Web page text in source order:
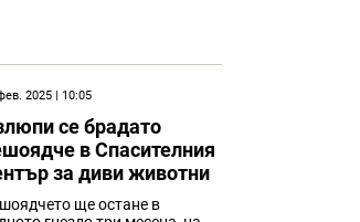
2025 | 10:05
се брадато
в Спасителния
за диви животни
ще остане в